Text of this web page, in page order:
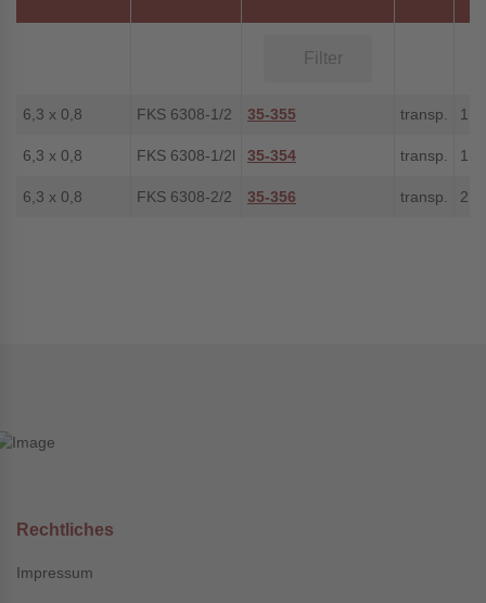
6,3 x 0,8 FKS 6308-1/2 35-355 transp. 1 /
6,3 x 0,8 FKS 6308-1/2l 35-354 transp. 1 /
6,3 x 0,8 FKS 6308-2/2 35-356 transp. 2 /
Rechtliches
Impressum